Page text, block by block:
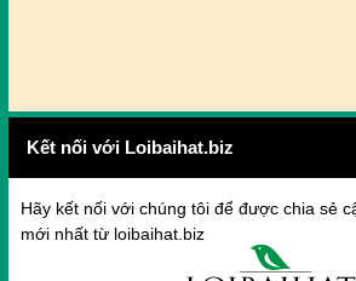
Kết nối với Loibaihat.biz
Hãy kết nối với chúng tôi để được chia sẻ
mới nhất từ loibaihat.biz